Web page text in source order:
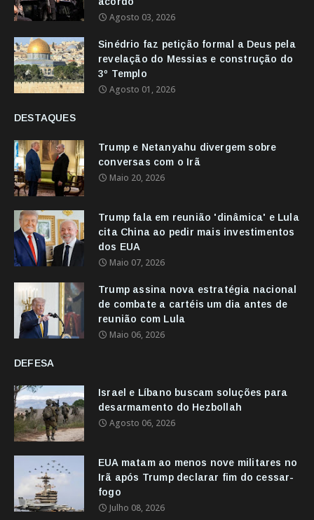
Agosto 03, 2026
Sinédrio faz petição formal a Deus pela
revelação do Messias e construção do
3º Templo
Agosto 01, 2026
DESTAQUES
Trump e Netanyahu divergem sobre
conversas com o Irã
Maio 20, 2026
Trump fala em reunião 'dinâmica' e Lula
cita China ao pedir mais investimentos
dos EUA
Maio 07, 2026
Trump assina nova estratégia nacional
de combate a cartéis um dia antes de
reunião com Lula
Maio 06, 2026
DEFESA
Israel e Líbano buscam soluções para
desarmamento do Hezbollah
Agosto 06, 2026
EUA matam ao menos nove militares no
Irã após Trump declarar fim do cessar-
fogo
Julho 08, 2026